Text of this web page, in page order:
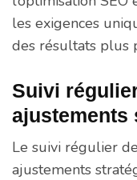
les exigences
des résultats plus
Suivi
ajustements
Le suivi régulier
ajustements